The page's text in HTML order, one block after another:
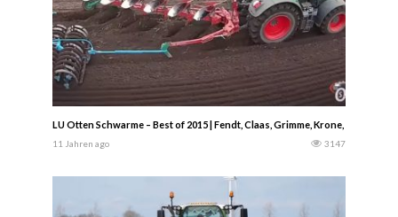
LU Otten Schwarme – Best of 2015 | Fendt, Claas, Grimme, Krone, uvm.
11 Jahren ago 3147